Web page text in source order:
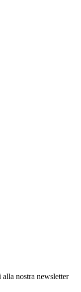
nostra newsletter